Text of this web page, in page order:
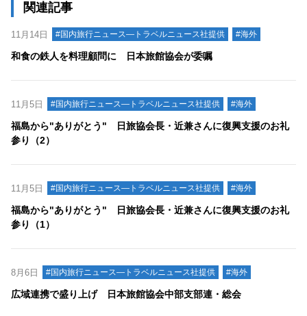
関連記事
11月14日 #国内旅行ニュース―トラベルニュース社提供 #海外
和食の鉄人を料理顧問に 日本旅館協会が委嘱
11月5日 #国内旅行ニュース―トラベルニュース社提供 #海外
福島から"ありがとう" 日旅協会長・近兼さんに復興支援のお礼
参り（2）
11月5日 #国内旅行ニュース―トラベルニュース社提供 #海外
福島から"ありがとう" 日旅協会長・近兼さんに復興支援のお礼
参り（1）
8月6日 #国内旅行ニュース―トラベルニュース社提供 #海外
広域連携で盛り上げ 日本旅館協会中部支部連・総会